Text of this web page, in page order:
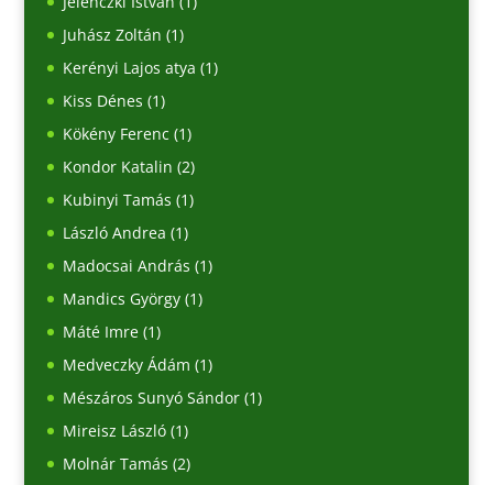
Juhász Zoltán (1)
Kerényi Lajos atya (1)
Kiss Dénes (1)
Kökény Ferenc (1)
Kondor Katalin (2)
Kubinyi Tamás (1)
László Andrea (1)
Madocsai András (1)
Mandics György(1)
Máté Imre(1)
Medveczky Ádám (1)
Mészáros Sunyó Sándor(1)
Mireisz László(1)
Molnár Tamás (2)